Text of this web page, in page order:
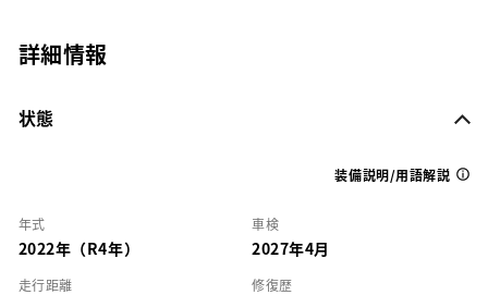
詳細情報
状態
装備説明/用語解説
年式
2022年（R4年）
車検
2027年4月
走行距離 修復歴